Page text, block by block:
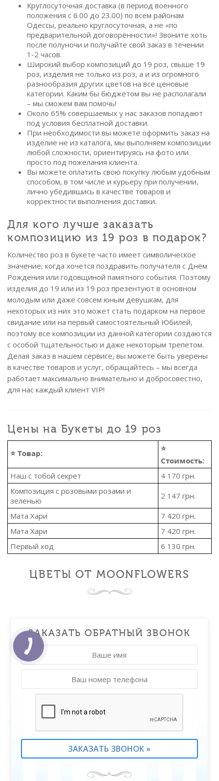
Круглосуточная доставка (в период военного
положения с 6.00 до 23.00) по всем районам
Одессы, реально круглосуточная, а не «по
предварительной договорённости»! Звоните хоть
после полуночи и получайте свой заказ в течении
1-2 часов.
Широкий выбор композиций до 19 роз, свыше 19
роз, изделия не только из роз, а и из огромного
разнообразия других цветов на все ценовые
категории. Каким бы бюджетом вы не располагали
– мы сможем вам помочь!
Около 65% совершаемых у нас заказов попадают
под условия бесплатной доставки.
При необходимости вы можете оформить заказ на
изделие не из каталога, мы выполняем композиции
любой сложности, ориентируясь на фото или
просто под пожелания клиента.
Вы можете оплатить свою покупку любым удобным
способом, в том числе и курьеру при получении,
лично убедившись в качестве товаров и
корректности выполнения доставки.
Для кого лучше заказать
композицию из 19 роз в подарок?
Количество роз в букете часто имеет символическое
значение, когда хочется поздравить получателя с Днём
Рождения или годовщиной памятного события. Поэтому
изделия до 19 или из 19 роз презентуют в основном
молодым или даже совсем юным девушкам, для
некоторых из них это может стать подарком на первое
свидание или на первый самостоятельный Юбилей,
поэтому все композиции из данной категории создаются
с особой тщательностью и даже некоторым трепетом.
Делая заказ в нашем сервисе, вы можете быть уверены
в качестве товаров и услуг, обращайтесь – мы всегда
работает максимально внимательно и добросовестно,
для нас каждый клиент VIP!
Цены на Букеты до 19 роз
⭐ Товар:
⭐
Стоимость:
Наш с тобой секрет
4 170 грн.
Композиция с розовыми розами и
зеленью
2 147 грн.
Мата Хари 7 420 грн.
Мата Хари
7 420 грн.
Первый ход
6 130 грн.
ЦВЕТЫ ОТ MOONFLOWERS
ЗАКАЗАТЬ ОБРАТНЫЙ ЗВОНОК